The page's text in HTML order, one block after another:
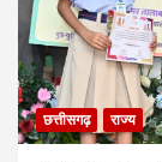
छत्तीसगढ़ राज्य